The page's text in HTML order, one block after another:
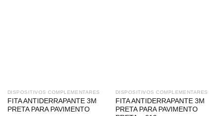
DISPOSITIVOS COMPLEMENTARES
FITA ANTIDERRAPANTE 3M
PRETA PARA PAVIMENTO
DISPOSITIVOS COMPLEMENTARES
FITA ANTIDERRAPANTE 3M
PRETA PARA PAVIMENTO